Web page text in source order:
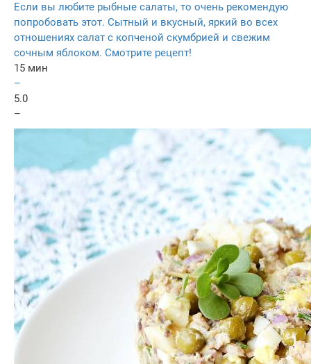
Если вы любите рыбные салаты, то очень рекомендую
попробовать этот. Сытный и вкусный, яркий во всех
отношениях салат с копченой скумбрией и свежим
сочным яблоком. Смотрите рецепт!
15 мин
–
5.0
–